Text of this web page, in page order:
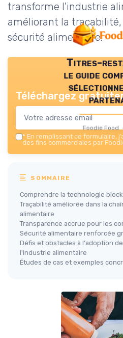
transforme l'industrie
améliorant la
sécurité alimentaire.
Titres-
le guide
Foodie
Téléchargez
* En remplissant ce formulaire,
des fins commerciales par
SOMMAIRE
Comprendre la technologie
Traçabilité améliorée dans la
alimentaire
Transparence accrue pour les
Sécurité alimentaire renforcée
Défis et obstacles à l'adoption
l'industrie alimentaire
Études de cas et exemples